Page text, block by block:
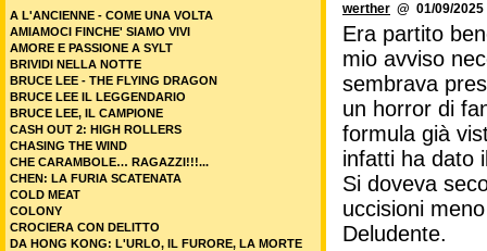
werther @ 01/09/
Era partito
mio avviso
sembrava
un horror di
formula già
infatti ha dato
Si doveva
uccisioni
Deludente.
A L'ANCIENNE - COME UNA VOLTA
AMIAMOCI FINCHE' SIAMO VIVI
AMORE E PASSIONE A SYLT
BRIVIDI NELLA NOTTE
BRUCE LEE - THE FLYING DRAGON
BRUCE LEE IL LEGGENDARIO
BRUCE LEE, IL CAMPIONE
CASH OUT 2: HIGH ROLLERS
CHASING THE WIND
CHE CARAMBOLE… RAGAZZI!!!...
CHEN: LA FURIA SCATENATA
COLD MEAT
COLONY
CROCIERA CON DELITTO
DA HONG KONG: L'URLO, IL FURORE, LA MORTE